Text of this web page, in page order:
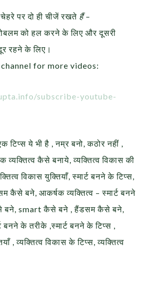
पर दो ही चीजें रखते हैं–
को हल करने के लिए और दूसरी
रहने के लिए।
for more videos:
subscribe-youtube-
टिप्स ये भी है , नम्र बनो, कठोर नहीं ,
व्यक्तित्व कैसे बनाये, व्यक्तित्व विकास की
विकास युक्तियाँ, स्मार्ट बनने के टिप्स,
कैसे बने, आकर्षक व्यक्तित्व – स्मार्ट बनने
बने, smart कैसे बने , हैंडसम कैसे बने,
बनने के तरीके ,स्मार्ट बनने के टिप्स ,
, व्यक्तित्व विकास के टिप्स, व्यक्तित्व